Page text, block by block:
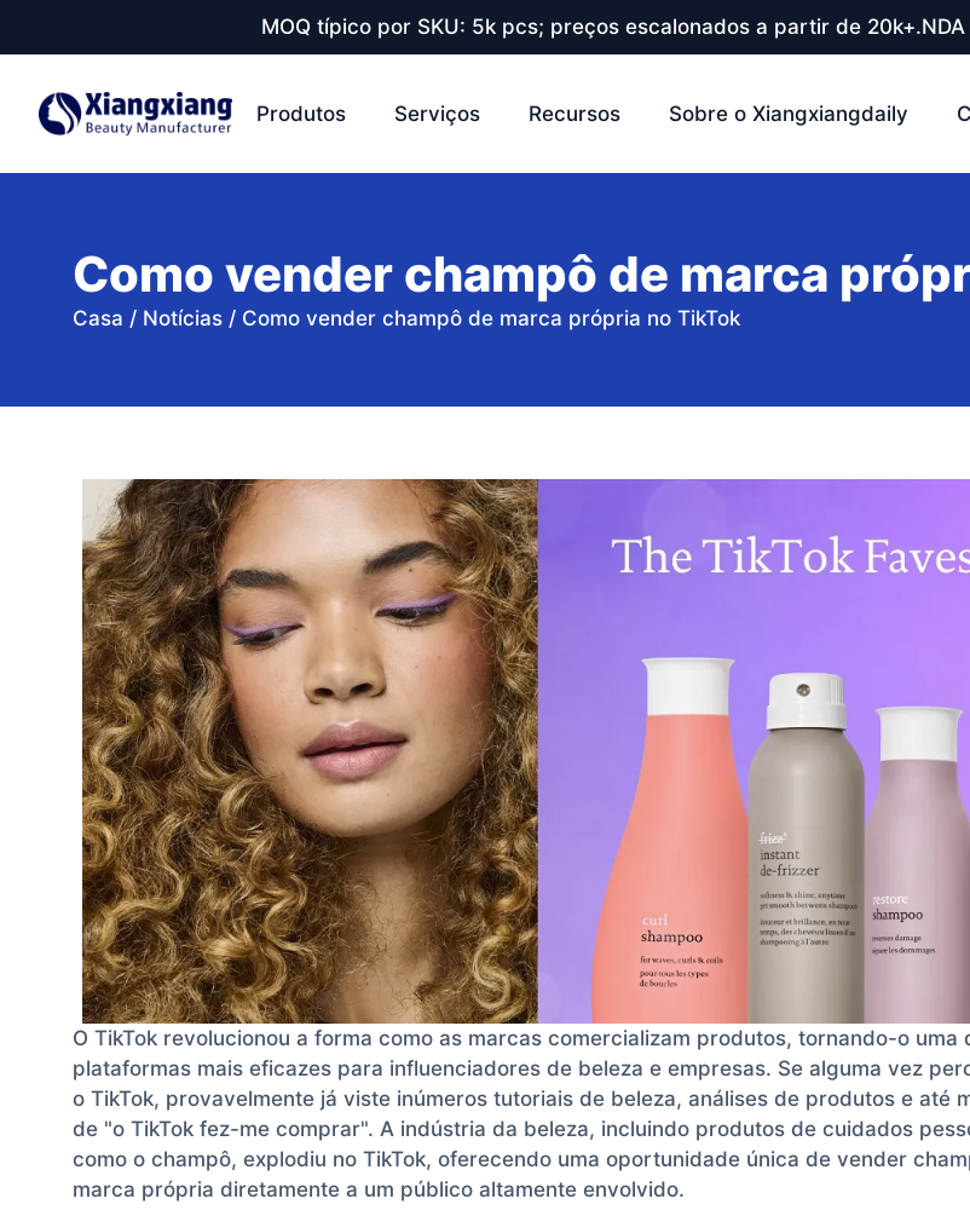
MOQ típico por SKU: 5k pcs; preços escalonados a partir de
Produtos Serviços Recursos Sobre o Xiangxiangdaily
Como vender champô de marca
Casa / Notícias / Como vender champô de marca própria no TikTok
O TikTok revolucionou a forma como as marcas comercializam produtos, tornando-o uma
plataformas mais eficazes para influenciadores de beleza e empresas. Se alguma vez
o TikTok, provavelmente já viste inúmeros tutoriais de beleza, análises de produtos e até
de "o TikTok fez-me comprar". A indústria da beleza, incluindo produtos de cuidados
como o champô, explodiu no TikTok, oferecendo uma oportunidade única de vender
marca própria diretamente a um público altamente envolvido.